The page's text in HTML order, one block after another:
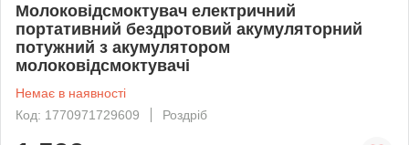
Молоковідсмоктувач електричний
портативний бездротовий акумуляторний
потужний з акумулятором
молоковідсмоктувачі
Немає в наявності
Код: 1770971729609
Роздріб